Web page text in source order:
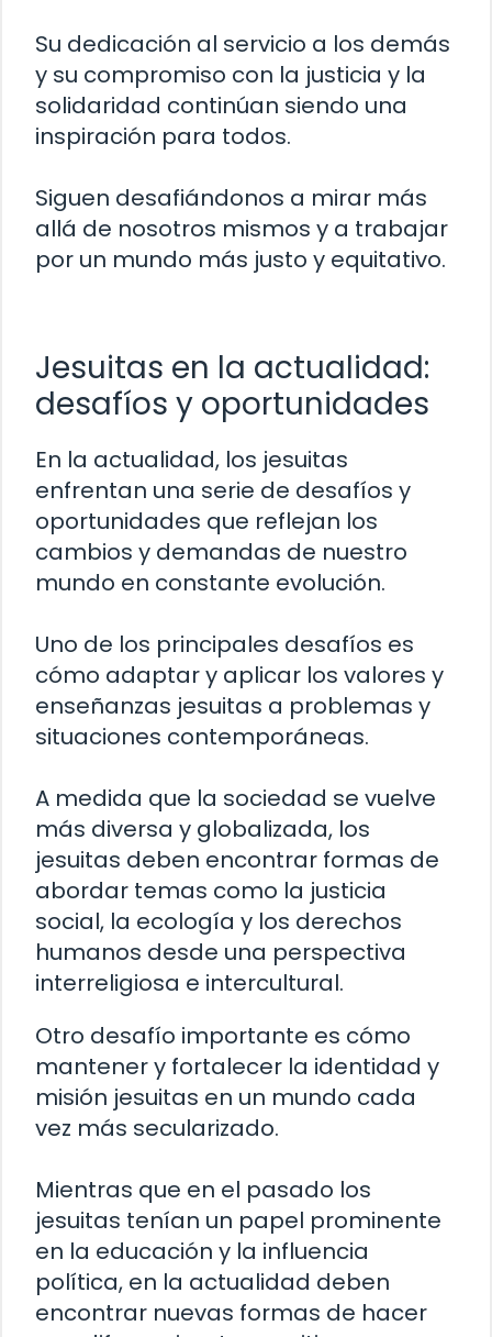
Su dedicación al servicio a los demás
y su compromiso con la justicia y la
solidaridad continúan siendo una
inspiración para todos.
Siguen desafiándonos a mirar más
allá de nosotros mismos y a trabajar
por un mundo más justo y equitativo.
Jesuitas en la actualidad:
desafíos y oportunidades
En la actualidad, los jesuitas
enfrentan una serie de desafíos y
oportunidades que reflejan los
cambios y demandas de nuestro
mundo en constante evolución.
Uno de los principales desafíos es
cómo adaptar y aplicar los valores y
enseñanzas jesuitas a problemas y
situaciones contemporáneas.
A medida que la sociedad se vuelve
más diversa y globalizada, los
jesuitas deben encontrar formas de
abordar temas como la justicia
social, la ecología y los derechos
humanos desde una perspectiva
interreligiosa e intercultural.
Otro desafío importante es cómo
mantener y fortalecer la identidad y
misión jesuitas en un mundo cada
vez más secularizado.
Mientras que en el pasado los
jesuitas tenían un papel prominente
en la educación y la influencia
política, en la actualidad deben
encontrar nuevas formas de hacer